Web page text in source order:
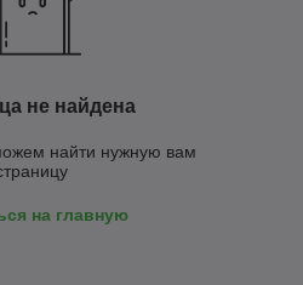
не найдена
найти нужную вам
на главную